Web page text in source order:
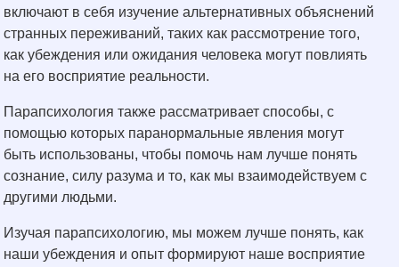
включают в себя изучение альтернативных объяснений
странных переживаний, таких как рассмотрение того,
как убеждения или ожидания человека могут повлиять
на его восприятие реальности.
Парапсихология также рассматривает способы, с
помощью которых паранормальные явления могут
быть использованы, чтобы помочь нам лучше понять
сознание, силу разума и то, как мы взаимодействуем с
другими людьми.
Изучая парапсихологию, мы можем лучше понять, как
наши убеждения и опыт формируют наше восприятие